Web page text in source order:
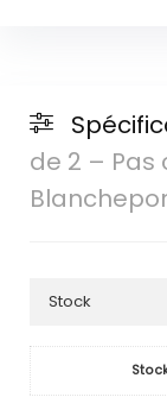
de 2 – Pas
Stock